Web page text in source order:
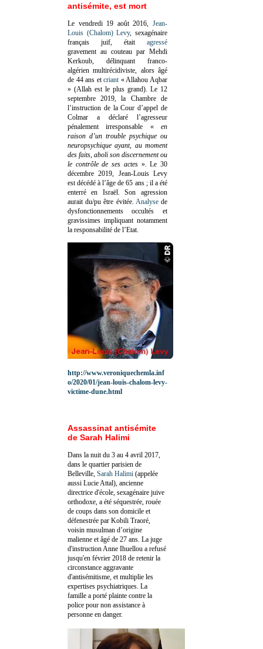
antisémite, est mort
Le vendredi 19 août 2016, Jean-
Louis (Chalom) Levy, sexagénaire
français juif, était agressé
gravement au couteau par Mehdi
Kerkoub, délinquant franco-
algérien multirécidiviste, alors âgé
de 44 ans etcriant « Allahou Aqbar
» (Allah est le plus grand). Le 12
septembre 2019, la Chambre de
l’instruction de la Cour d’appel de
Colmar a déclaré l’agresseur
pénalement irresponsable «en
raison d’un trouble psychique ou
neuropsychique ayant, au moment
des faits, aboli son discernement ou
le contrôle de ses actes». Le 30
décembre 2019, Jean-Louis Levy
est décédé à l’âge de 65 ans ; il a été
enterré en Israël. Son agression
aurait du/pu être évitée. Analysede
dysfonctionnements occultés et
gravissimes impliquant notamment
la responsabilité de l’Etat.
http://www.veroniquechemla.inf
o/2020/01/jean-louis-chalom-levy-
victime-dune.html
Assassinat antisémite
de Sarah Halimi
Dans la nuit du 3 au 4 avril 2017,
dans le quartier parisien de
Belleville, Sarah Halimi (appelée
aussi Lucie Attal), ancienne
directrice d'école, sexagénaire juive
orthodoxe, a été séquestrée, rouée
de coups dans son domicile et
défenestrée par Kobili Traoré,
voisin musulman d’origine
malienne et âgé de 27 ans. La juge
d'instruction Anne Ihuellou a refusé
jusqu'en février 2018 de retenir la
circonstance aggravante
d'antisémitisme, et multiplie les
expertises psychiatriques. La
famille a porté plainte contre la
police pour non assistance à
personne en danger.